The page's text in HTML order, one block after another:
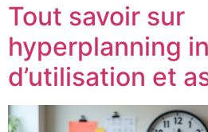
Tout savoir sur
hyperplanning
d’utilisation et